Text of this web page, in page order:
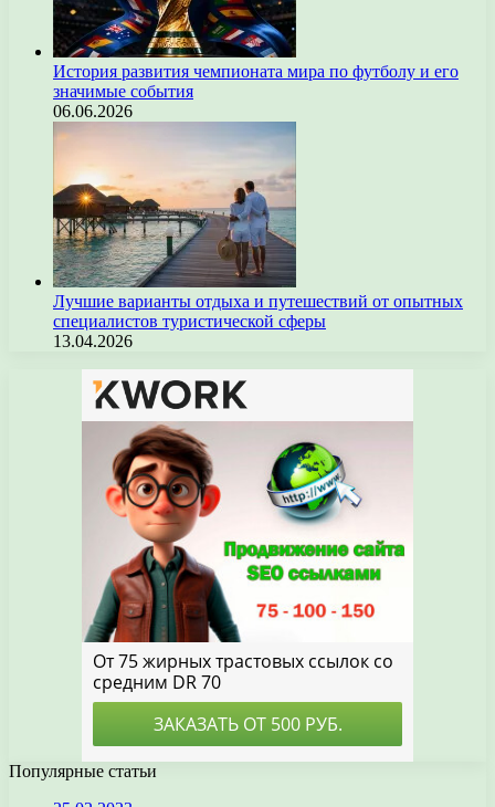
История развития чемпионата мира по футболу и его
значимые события
06.06.2026
Лучшие варианты отдыха и путешествий от опытных
специалистов туристической сферы
13.04.2026
Популярные статьи